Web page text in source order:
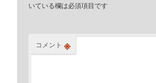
いている欄は必須項目です
コメント ※